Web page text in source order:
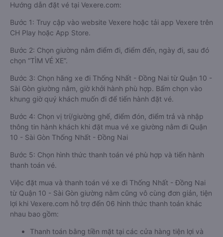
Hướng dẫn đặt vé tại Vexere.com:
Bước 1: Truy cập vào website Vexere hoặc tải app Vexere trên
CH Play hoặc App Store.
Bước 2: Chọn giường nằm điểm đi, điểm đến, ngày đi, sau đó
chọn “TÌM VÉ XE”.
Bước 3: Chọn hãng xe đi Thống Nhất - Đồng Nai từ Quận 10 -
Sài Gòn giường nằm, giờ khởi hành phù hợp. Bấm chọn vào
khung giờ quý khách muốn đi để tiến hành đặt vé.
Bước 4: Chọn vị trí/giường ghế, điểm đón, điểm trả và nhập
thông tin hành khách khi đặt mua vé xe giường nằm đi Quận
10 - Sài Gòn Thống Nhất - Đồng Nai
Bước 5: Chọn hình thức thanh toán vé phù hợp và tiến hành
thanh toán vé.
Việc đặt mua và thanh toán vé xe đi Thống Nhất - Đồng Nai
từ Quận 10 - Sài Gòn giường nằm cũng vô cùng đơn giản, tiện
lợi khi Vexere.com hỗ trợ đến 06 hình thức thanh toán khác
nhau bao gồm:
Thanh toán bằng tiền mặt tại các cửa hàng tiện lợi và